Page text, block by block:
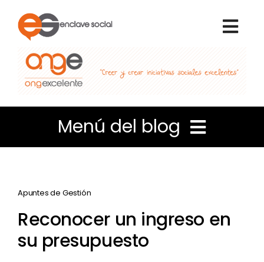
content
Inicio
Portal de transparencia
Blog Enclave
Menú del blog
Apuntes de Gestión
Apuntes de Gestión
Reconocer un ingreso en
su presupuesto